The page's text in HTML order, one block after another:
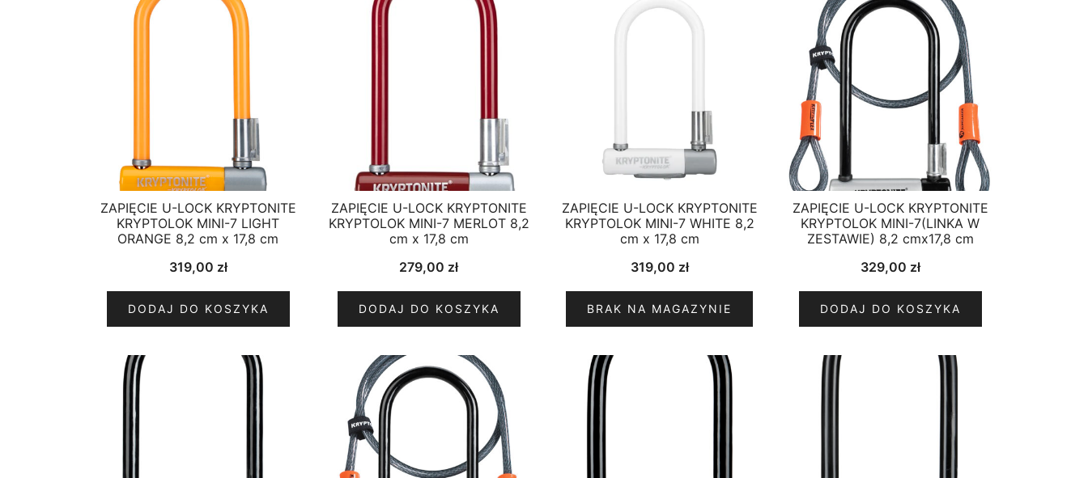
ZAPIĘCIE U-LOCK KRYPTONITE
KRYPTOLOK MINI-7 LIGHT
ORANGE 8,2 cm x 17,8 cm
319,00 zł
DODAJ DO KOSZYKA
ZAPIĘCIE U-LOCK KRYPTONITE
KRYPTOLOK MINI-7 MERLOT 8,2
cm x 17,8 cm
279,00 zł
DODAJ DO KOSZYKA
ZAPIĘCIE U-LOCK KRYPTONITE
KRYPTOLOK MINI-7 WHITE 8,2
cm x 17,8 cm
319,00 zł
BRAK NA MAGAZYNIE
ZAPIĘCIE U-LOCK KRYPTONITE
KRYPTOLOK MINI-7(LINKA W
ZESTAWIE) 8,2 cmx17,8 cm
329,00 zł
DODAJ DO KOSZYKA